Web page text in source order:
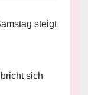
steigt
sich